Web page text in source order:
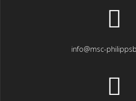
info@msc-